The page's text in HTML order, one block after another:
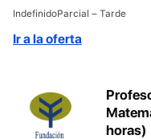
IndefinidoParcial – Tarde
Ir a la oferta
horas)